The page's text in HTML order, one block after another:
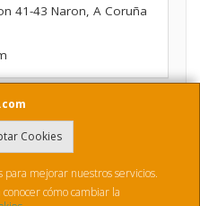
Cookies
para mejorar nuestros servicios.
cómo cambiar la
41-43 Naron, A Coruña